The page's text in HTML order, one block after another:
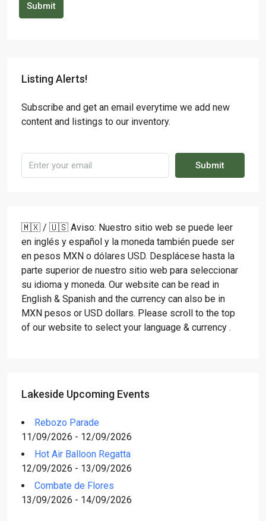
Submit
Listing Alerts!
Subscribe and get an email everytime we add new
content and listings to our inventory.
Submit
🇲🇽 / 🇺🇸 Aviso: Nuestro sitio web se puede leer
en inglés y español y la moneda también puede ser
en pesos MXN o dólares USD. Desplácese hasta la
parte superior de nuestro sitio web para seleccionar
su idioma y moneda. Our website can be read in
English & Spanish and the currency can also be in
MXN pesos or USD dollars. Please scroll to the top
of our website to select your language & currency .
Lakeside Upcoming Events
Rebozo Parade
11/09/2026 - 12/09/2026
Hot Air Balloon Regatta
12/09/2026 - 13/09/2026
Combate de Flores
13/09/2026 - 14/09/2026